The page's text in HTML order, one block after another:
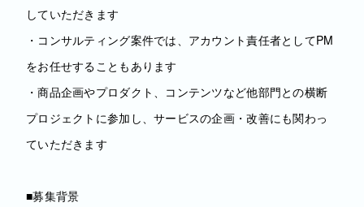
していただきます
・コンサルティング案件では、アカウント責任者としてPM
をお任せすることもあります
・商品企画やプロダクト、コンテンツなど他部門との横断
プロジェクトに参加し、サービスの企画・改善にも関わっ
ていただきます
■募集背景